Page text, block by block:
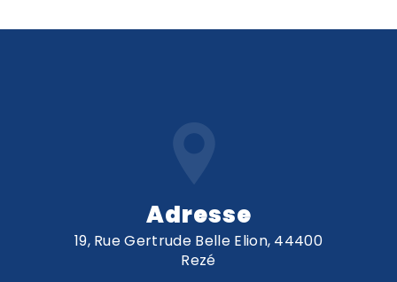
Adresse
19, Rue Gertrude Belle Elion, 44400
Rezé